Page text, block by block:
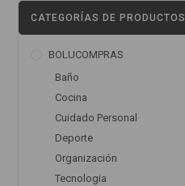
CATEGORÍAS DE PRODUCTOS
BOLUCOMPRAS
Baño
Cocina
Cuidado Personal
Deporte
Organización
Tecnologia